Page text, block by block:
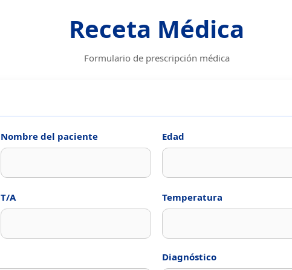
Receta Médica
Formulario de prescripción médica
Nombre del paciente Edad
T/A Temperatura
Diagnóstico